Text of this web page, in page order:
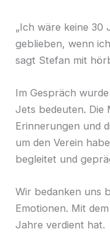
„Ich wäre keine 30
geblieben, wenn
sagt Stefan mit
Im Gespräch
Jets bedeuten. Die
Erinnerungen und
um den Verein
begleitet und
Wir bedanken uns
Emotionen. Mit
Jahre verdient hat.